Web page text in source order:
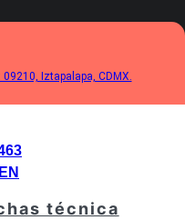
09210, Iztapalapa, CDMX.
técnica